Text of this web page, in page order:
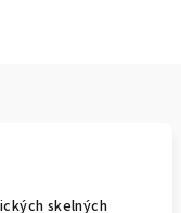
skelných